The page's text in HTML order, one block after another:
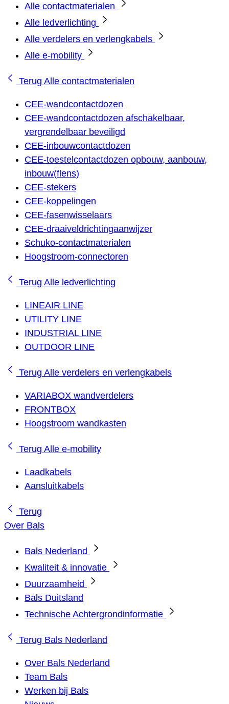
Alle contactmaterialen
Alle ledverlichting
Alle verdelers en verlengkabels
Alle e-mobility
Terug Alle contactmaterialen
CEE-wandcontactdozen
CEE-wandcontactdozen afschakelbaar,
vergrendelbaar beveiligd
CEE-inbouwcontactdozen
CEE-toestelcontactdozen opbouw, aanbouw,
inbouw(flens)
CEE-stekers
CEE-koppelingen
CEE-fasenwisselaars
CEE-draaiveldrichtingaanwijzer
Schuko-contactmaterialen
Hoogstroom-connectoren
Terug Alle ledverlichting
LINEAIR LINE
UTILITY LINE
INDUSTRIAL LINE
OUTDOOR LINE
Terug Alle verdelers en verlengkabels
VARIABOX wandverdelers
FRONTBOX
Hoogstroom wandkasten
Terug Alle e-mobility
Laadkabels
Aansluitkabels
Terug
Over Bals
Bals Nederland
Kwaliteit & innovatie
Duurzaamheid
Bals Duitsland
Technische Achtergrondinformatie
Terug Bals Nederland
Over Bals Nederland
Team Bals
Werken bij Bals